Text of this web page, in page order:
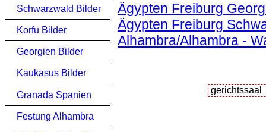
Schwarzwald Bilder
Korfu Bilder
Georgien Bilder
Kaukasus Bilder
Granada Spanien
Festung Alhambra
Ägypten Freiburg
Ägypten Freiburg
Alhambra/Alhambra -